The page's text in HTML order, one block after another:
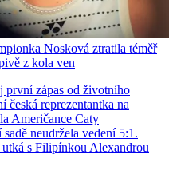
Nosková ztratila téměř
z kola ven
první zápas od životního
reprezentantka na
Američance Caty
neudržela vedení 5:1.
s Filipínkou Alexandrou